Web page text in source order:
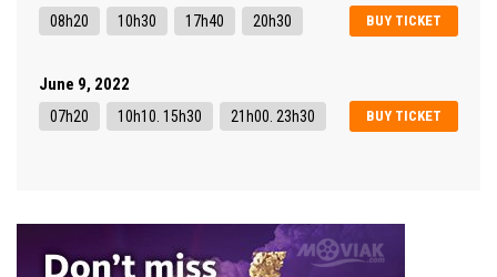
BUY TICKET
08h20 10h30 17h40 20h30
June 9, 2022
BUY TICKET
07h20 10h10. 15h30 21h00. 23h30